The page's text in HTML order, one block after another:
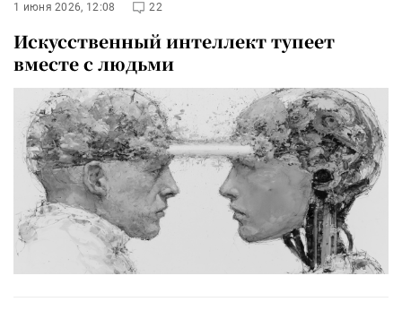
1 июня 2026, 12:08 22
Искусственный интеллект тупеет
вместе с людьми